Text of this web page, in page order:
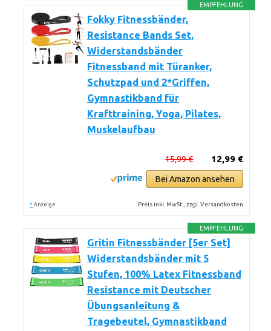
EMPFEHLUNG
Fokky Fitnessbänder,
Resistance Bands Set,
Widerstandsbänder
Fitnessband mit Türanker,
Schutzpad und 2*Griffen,
Gymnastikband für
Krafttraining, Yoga, Pilates,
Muskelaufbau
12,99 €
15,99 €
Bei Amazon ansehen
* Anzeige Preis inkl. MwSt., zzgl. Versandkosten
EMPFEHLUNG
Gritin Fitnessbänder [5er Set]
Widerstandsbänder mit 5
Stufen, 100% Latex Fitnessband
Resistance mit Deutscher
Übungsanleitung &
Tragebeutel, Gymnastikband